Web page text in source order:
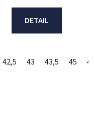
DETAIL
42,5 43 43,5 45